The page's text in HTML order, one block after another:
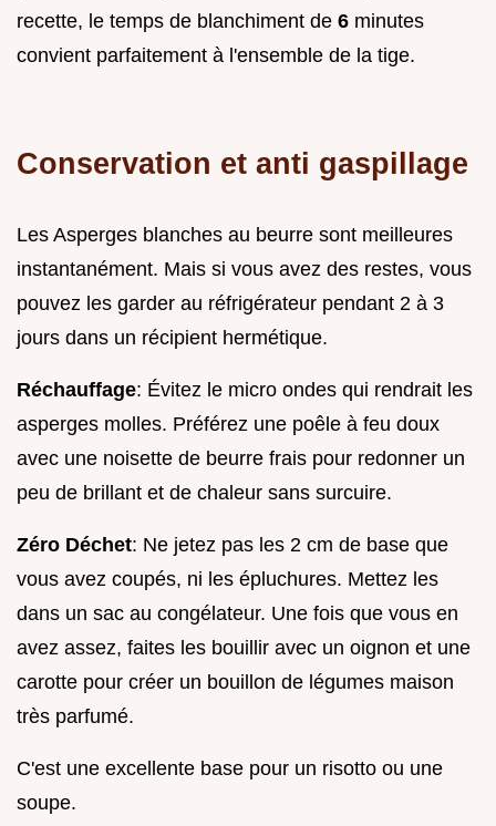
recette, le temps de blanchiment de 6 minutes
convient parfaitement à l'ensemble de la tige.
Conservation et anti gaspillage
Les Asperges blanches au beurre sont meilleures
instantanément. Mais si vous avez des restes, vous
pouvez les garder au réfrigérateur pendant 2 à 3
jours dans un récipient hermétique.
Réchauffage: Évitez le micro ondes qui rendrait les
asperges molles. Préférez une poêle à feu doux
avec une noisette de beurre frais pour redonner un
peu de brillant et de chaleur sans surcuire.
Zéro Déchet: Ne jetez pas les 2 cm de base que
vous avez coupés, ni les épluchures. Mettez les
dans un sac au congélateur. Une fois que vous en
avez assez, faites les bouillir avec un oignon et une
carotte pour créer un bouillon de légumes maison
très parfumé.
C'est une excellente base pour un risotto ou une
soupe.